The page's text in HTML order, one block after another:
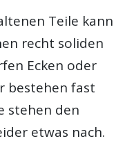
Teile kann
recht soliden
Ecken oder
bestehen fast
stehen den
etwas nach.